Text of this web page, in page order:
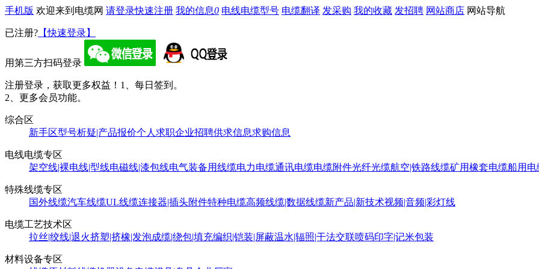
手机版 欢迎来到电缆网 请登录快速注册 我的信息0 电线电缆型号 电缆翻译 发采购 我的收藏 发招聘 网站商店 网站导航
已注册? 【快速登录】
用第三方扫码登录
注册登录，获取更多权益！ 1、每日签到。
2、更多会员功能。
综合区
新手区型号析疑|产品报价个人求职企业招聘供求信息求购信息
电线电缆专区
架空线|裸电线|型线电磁线|漆包线电气装备用线缆电力电缆通讯电缆电缆附件光纤光缆航空|铁路线缆矿用橡套电缆船用电
特殊线缆专区
国外线缆汽车线缆UL线缆连接器|插头附件特种电缆高频线缆|数据线缆新产品|新技术视频|音频|彩灯线
电缆工艺技术区
拉丝|绞线|退火挤塑|挤橡|发泡成缆|绕包|填充编织|铠装|屏蔽温水|辐照|干法交联喷码印字|记米包装
材料设备专区